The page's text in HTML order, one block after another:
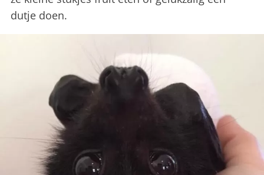
dutje doen.